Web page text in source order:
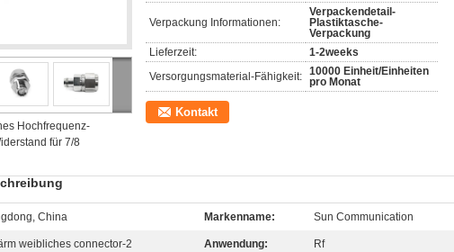
Hochfrequenz-
für 7/8
Verpackung Informationen:
Verpackendetail-
Plastiktasche-
Verpackung
Lieferzeit:
1-2weeks
Versorgungsmaterial-Fähigkeit: 10000 Einheit/Einheiten
pro Monat
Kontakt
China Markenname: Sun Communication
weibliches connector-2 Anwendung: Rf